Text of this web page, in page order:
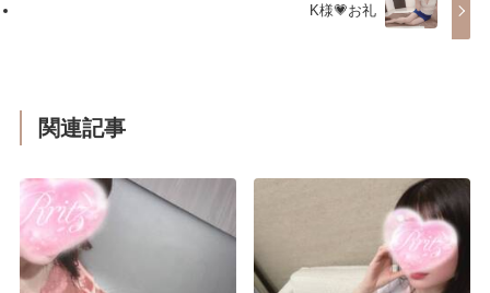
K様💗お礼
関連記事